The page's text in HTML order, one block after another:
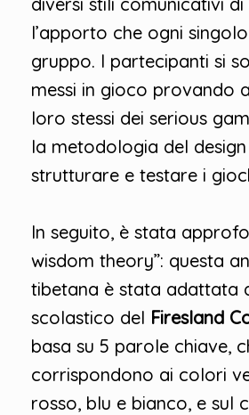
l’apporto che ogni
gruppo. I partecipanti si
messi in gioco provando
loro stessi dei serious
la metodologia del
strutturare e testare i
In seguito, è stata
wisdom theory”: questa
tibetana è stata adattata
scolastico del Firesland
basa su 5 parole chiave,
corrispondono ai colori
rosso, blu e bianco, e sul